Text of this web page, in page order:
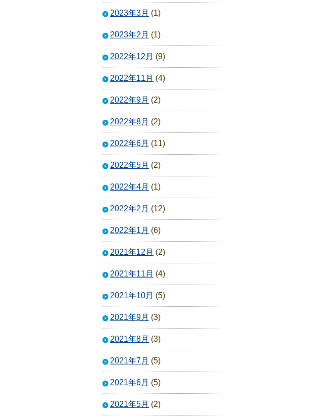
2023年3月 (1)
2023年2月 (1)
2022年12月 (9)
2022年11月 (4)
2022年9月 (2)
2022年8月 (2)
2022年6月 (11)
2022年5月 (2)
2022年4月 (1)
2022年2月 (12)
2022年1月 (6)
2021年12月 (2)
2021年11月 (4)
2021年10月 (5)
2021年9月 (3)
2021年8月 (3)
2021年7月 (5)
2021年6月 (5)
2021年5月 (2)